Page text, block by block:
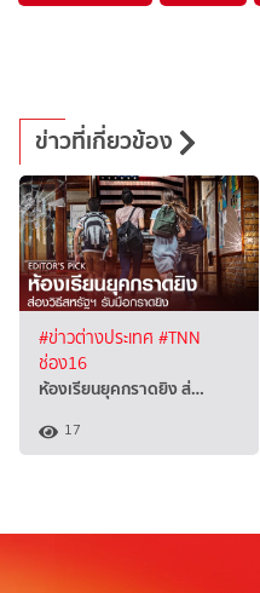
ข่าวที่เกี่ยวข้อง
#ข่าวต่างประเทศ #TNN
ช่อง16
ห้องเรียนยุคกราดยิง ส่…
17